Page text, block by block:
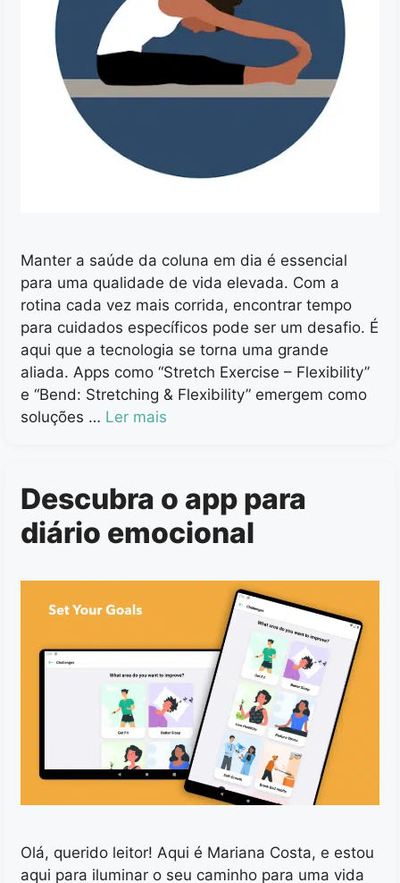
Manter a saúde da coluna em dia é essencial
para uma qualidade de vida elevada. Com a
rotina cada vez mais corrida, encontrar tempo
para cuidados específicos pode ser um desafio. É
aqui que a tecnologia se torna uma grande
aliada. Apps como “Stretch Exercise – Flexibility”
e “Bend: Stretching & Flexibility” emergem como
soluções … Ler mais
Descubra o app para
diário emocional
Olá, querido leitor! Aqui é Mariana Costa, e estou
aqui para iluminar o seu caminho para uma vida